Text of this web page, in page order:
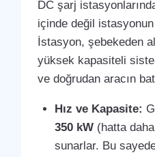
DC şarj
içinde değil
İstasyon, şebekeden
yüksek kapasiteli
ve doğrudan aracın
Hız ve Kapasite:
350 kW (hatta
sunarlar. Bu